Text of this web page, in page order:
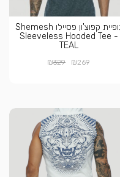
גופיית קפוצ'ון פסיילו Shemesh
Sleeveless Hooded Tee -
TEAL
₪269
₪329